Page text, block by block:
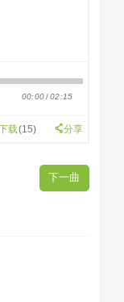
00:00/02:15
载(15) 分享
下一曲